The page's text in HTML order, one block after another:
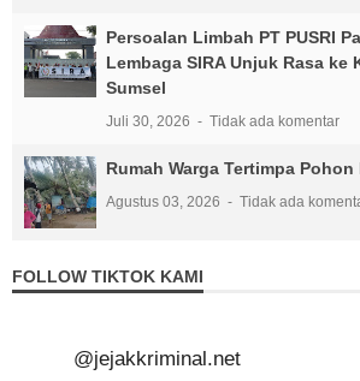
Persoalan Limbah PT PUSRI
Lembaga SIRA Unjuk Rasa ke
Sumsel
Juli 30, 2026 Tidak ada komentar
Rumah Warga Tertimpa
Agustus 03, 2026 Tidak ada
FOLLOW TIKTOK KAMI
@jejakkriminal.net